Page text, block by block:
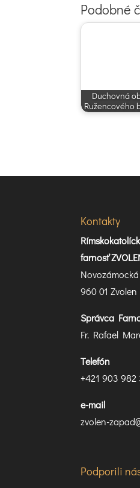
Podobné
Duchovná
Ružencového
Kontakty
farnosť
960 01 Zvolen
Správca
Fr. Rafael
Telefón
+421 903 982
e-mail
zvolen-
Podporili